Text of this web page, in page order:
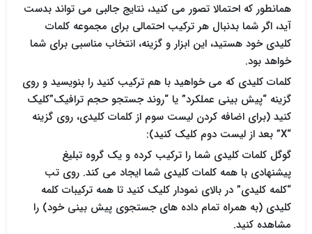
همانطور که احتمالا تصور می کنید، نتایج جالبی می تواند بدست
آید، اگر شما بدنبال هر ترکیب احتمالی برای مجموعه کلمات
کلیدی خود هستید، این ابزار و گزینه، انتخاب مناسبی برای شما
خواهد بود.
کلمات کلیدی که می خواهید با هم ترکیب کنید را بنویسید و روی
گزینه “پیش بینی عملکرد” یا “روند جستجو حجم ترافیک”کلیک
کنید (برای اضافه کردن لیست سوم از کلمات کلیدی، روی گزینه
“X” بعد از لیست دوم کلیک کنید):
گوگل کلمات کلیدی شما را ترکیب کرده و یک گروه تبلیغ
پیشنهادی با همه کلمات کلیدی شما ایجاد می کند. روی تب
“کلمه کلیدی” در بالای نمودار کلیک کنید تا همه ترکیبات کلمه
کلیدی (به همراه تمام داده های جستجوی پیش بینی خود) را
مشاهده کنید.